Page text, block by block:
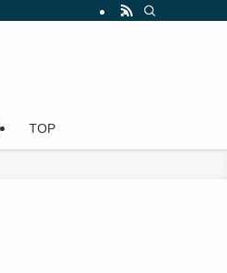
てお越しください。小島漁港発
TOP